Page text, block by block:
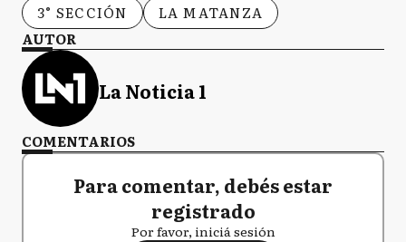
3° SECCIÓN
LA MATANZA
AUTOR
La Noticia 1
COMENTARIOS
Para comentar, debés estar
registrado
Por favor, iniciá sesión